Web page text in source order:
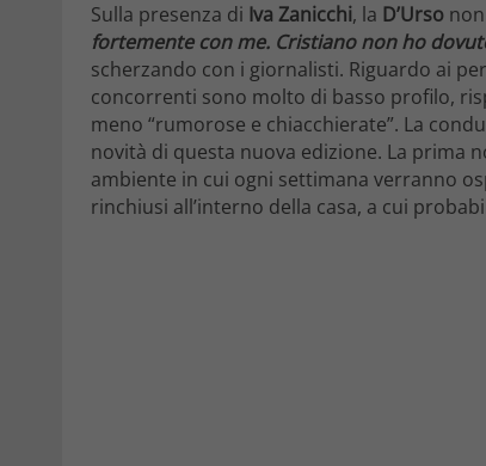
Sulla presenza di Iva Zanicchi, la D’Urso
fortemente con me. Cristiano non ho
scherzando con i giornalisti. Riguardo ai
concorrenti sono molto di basso profilo,
meno “rumorose e chiacchierate”. La
novità di questa nuova edizione. La prima
ambiente in cui ogni settimana verranno
rinchiusi all’interno della casa, a cui